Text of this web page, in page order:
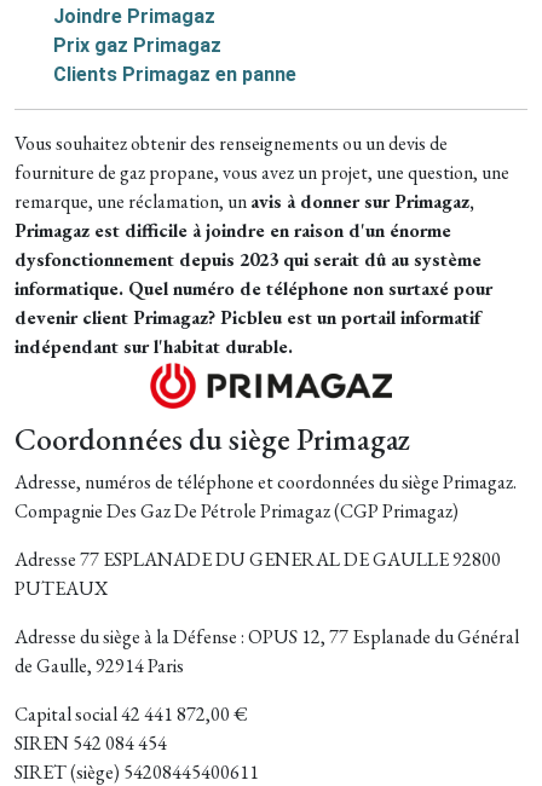
Joindre Primagaz
Prix gaz Primagaz
Clients Primagaz en panne
Vous souhaitez obtenir des renseignements ou un devis de
fourniture de gaz propane, vous avez un projet, une question, une
remarque, une réclamation, unavis à donner sur Primagaz,
Primagaz est difficile à joindre en raison d'un énorme
dysfonctionnement depuis 2023 qui serait dû au système
informatique. Quel numéro de téléphonenon surtaxépour
devenirclient Primagaz?Picbleu est un portail informatif
indépendant sur l'habitat durable.
Coordonnées du siège Primagaz
Adresse, numéros de téléphone et coordonnées du siège Primagaz.
Compagnie Des Gaz De Pétrole Primagaz (CGP Primagaz)
Adresse 77 ESPLANADE DU GENERAL DE GAULLE 92800
PUTEAUX
Adresse du siège à la Défense : OPUS 12, 77 Esplanade du Général
de Gaulle, 92914 Paris
Capital social 42 441 872,00 €
SIREN 542 084 454
SIRET (siège) 54208445400611